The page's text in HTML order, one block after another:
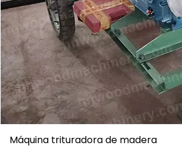
Máquina trituradora de madera